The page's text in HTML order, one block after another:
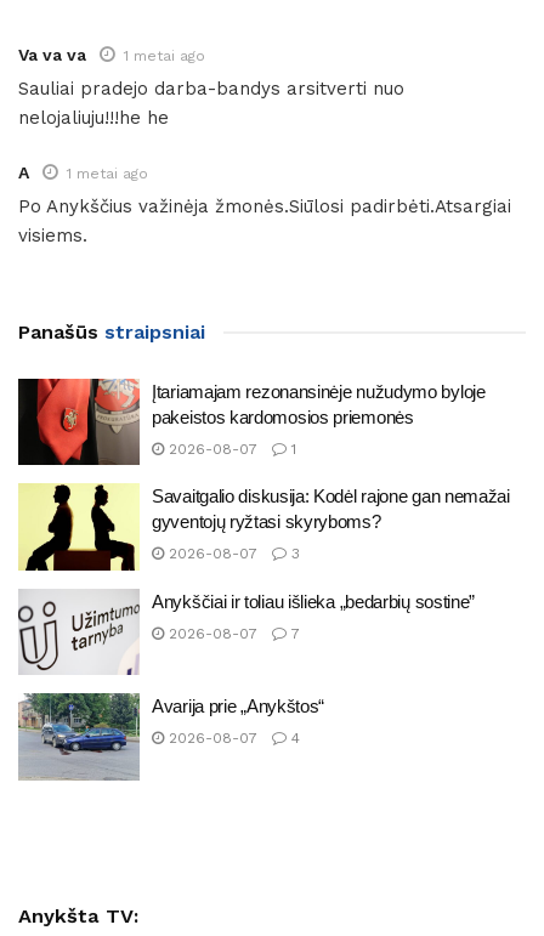
Va va va 1 metai ago
Sauliai pradejo darba-bandys arsitverti nuo
nelojaliuju!!!he he
A 1 metai ago
Po Anykščius važinėja žmonės.Siūlosi padirbėti.Atsargiai
visiems.
Panašūs straipsniai
Įtariamajam rezonansinėje nužudymo byloje
pakeistos kardomosios priemonės
2026-08-07 1
Savaitgalio diskusija: Kodėl rajone gan nemažai
gyventojų ryžtasi skyryboms?
2026-08-07 3
Anykščiai ir toliau išlieka „bedarbių sostine”
2026-08-07 7
Avarija prie „Anykštos“
2026-08-07 4
Anykšta TV: